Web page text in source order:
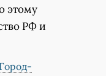
этому
РФ и
Город-